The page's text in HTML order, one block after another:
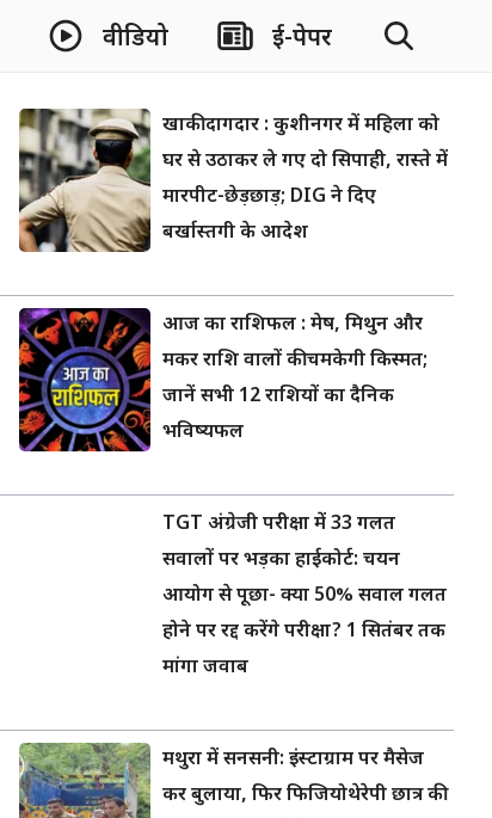
वीडियो ई-पेपर
खाकी दागदार : कुशीनगर में महिला को
घर से उठाकर ले गए दो सिपाही, रास्ते में
मारपीट-छेड़छाड़; DIG ने दिए
बर्खास्तगी के आदेश
आज का राशिफल : मेष, मिथुन और
मकर राशि वालों की चमकेगी किस्मत;
जानें सभी 12 राशियों का दैनिक
भविष्यफल
TGT अंग्रेजी परीक्षा में 33 गलत
सवालों पर भड़का हाईकोर्ट: चयन
आयोग से पूछा- क्या 50% सवाल गलत
होने पर रद्द करेंगे परीक्षा? 1 सितंबर तक
मांगा जवाब
मथुरा में सनसनी: इंस्टाग्राम पर मैसेज
कर बुलाया, फिर फिजियोथेरेपी छात्र की